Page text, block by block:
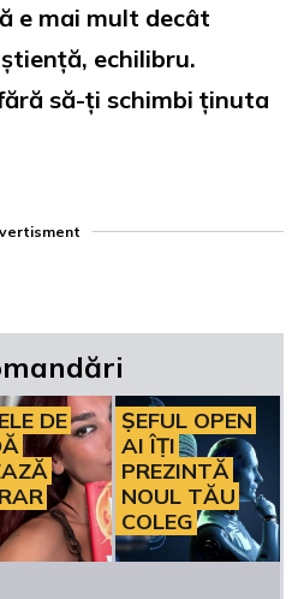
e mai mult decât
echilibru.
să-ți schimbi ținuta
DE
ȘEFUL OPEN
AI ÎȚI
PREZINTĂ
NOUL TĂU
COLEG